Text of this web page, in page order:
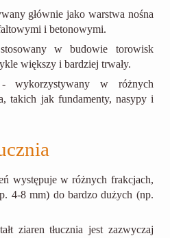
głównie jako warstwa nośna
i betonowymi.
w budowie torowisk
większy i bardziej trwały.
- wykorzystywany w różnych
takich jak fundamenty, nasypy i
występuje w różnych frakcjach,
4-8 mm) do bardzo dużych (np.
ziaren tłucznia jest zazwyczaj